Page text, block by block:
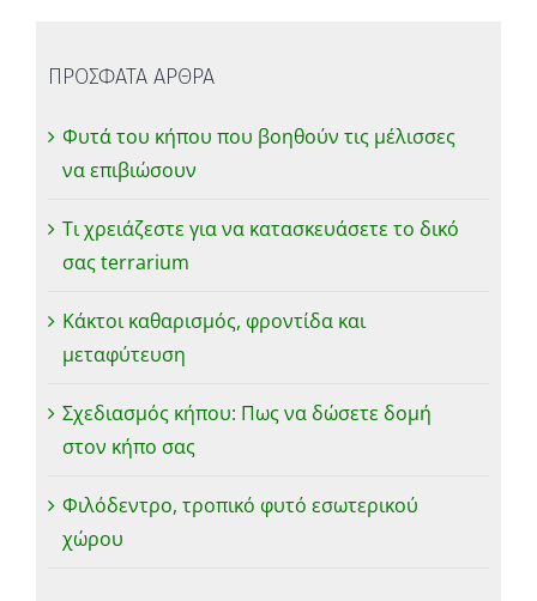
ΠΡΟΣΦΑΤΑ ΑΡΘΡΑ
Φυτά του κήπου που βοηθούν τις μέλισσες
να επιβιώσουν
Τι χρειάζεστε για να κατασκευάσετε το δικό
σας terrarium
Κάκτοι καθαρισμός, φροντίδα και
μεταφύτευση
Σχεδιασμός κήπου: Πως να δώσετε δομή
στον κήπο σας
Φιλόδεντρο, τροπικό φυτό εσωτερικού
χώρου